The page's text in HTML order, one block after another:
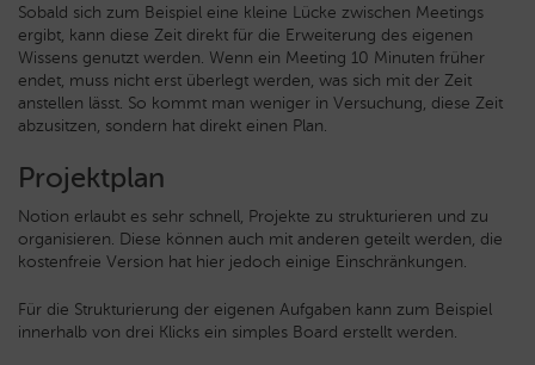
Sobald sich zum Beispiel eine kleine Lücke zwischen Meetings
ergibt, kann diese Zeit direkt für die Erweiterung des eigenen
Wissens genutzt werden. Wenn ein Meeting 10 Minuten früher
endet, muss nicht erst überlegt werden, was sich mit der Zeit
anstellen lässt. So kommt man weniger in Versuchung, diese Zeit
abzusitzen, sondern hat direkt einen Plan.
Projektplan
Notion erlaubt es sehr schnell, Projekte zu strukturieren und zu
organisieren. Diese können auch mit anderen geteilt werden, die
kostenfreie Version hat hier jedoch einige Einschränkungen.
Für die Strukturierung der eigenen Aufgaben kann zum Beispiel
innerhalb von drei Klicks ein simples Board erstellt werden.